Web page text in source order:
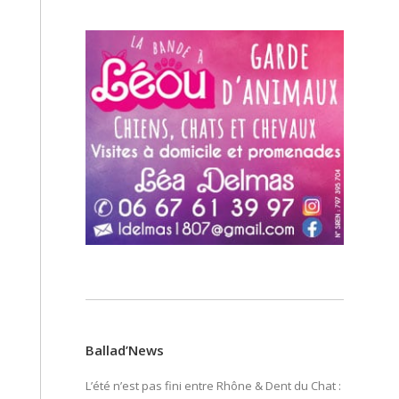
Ballad’News
L’été n’est pas fini entre Rhône & Dent du Chat :